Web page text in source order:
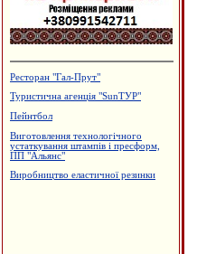
Готельний комплекс "Вербіж"
Магазин "Жалюзі"
Ковальська майстерня
Садиба зеленого туризму "Магнолія"
Інтернет-кафе "OXY"